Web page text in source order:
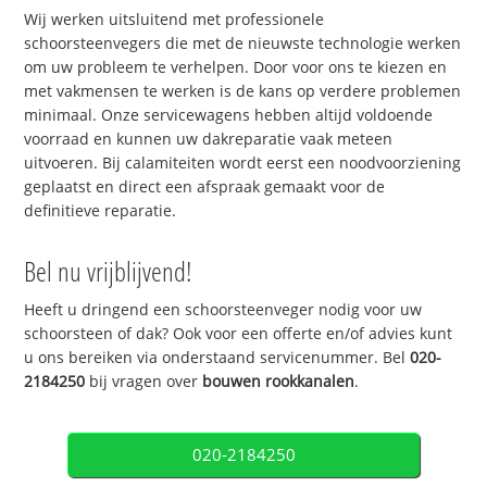
Wij werken uitsluitend met professionele
schoorsteenvegers die met de nieuwste technologie werken
om uw probleem te verhelpen. Door voor ons te kiezen en
met vakmensen te werken is de kans op verdere problemen
minimaal. Onze servicewagens hebben altijd voldoende
voorraad en kunnen uw dakreparatie vaak meteen
uitvoeren. Bij calamiteiten wordt eerst een noodvoorziening
geplaatst en direct een afspraak gemaakt voor de
definitieve reparatie.
Bel nu vrijblijvend!
Heeft u dringend een schoorsteenveger nodig voor uw
schoorsteen of dak? Ook voor een offerte en/of advies kunt
u ons bereiken via onderstaand servicenummer. Bel020-
2184250 bij vragen over bouwen rookkanalen.
020-2184250